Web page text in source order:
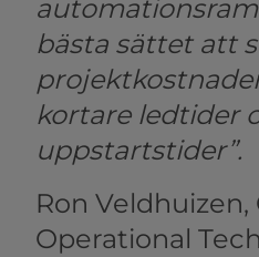
bästa sättet att
kortare ledtider
uppstartstider”.
Ron
Operational